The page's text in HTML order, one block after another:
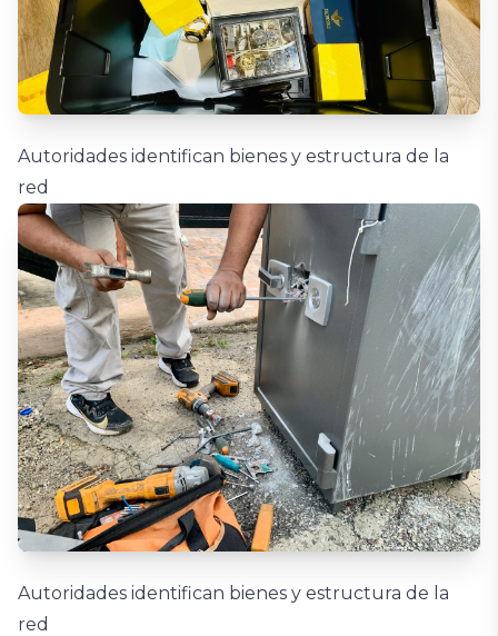
Autoridades identifican bienes y estructura de la
red
Autoridades identifican bienes y estructura de la
red